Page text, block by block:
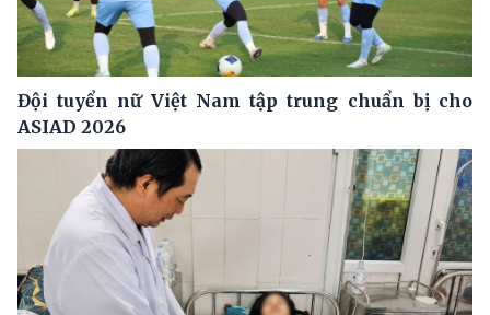
Đội tuyển nữ Việt Nam tập trung chuẩn bị cho
ASIAD 2026